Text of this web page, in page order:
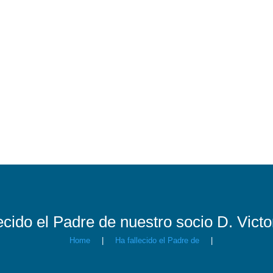
el Padre de nuestro socio D.
Home Ha fallecido el Padre de